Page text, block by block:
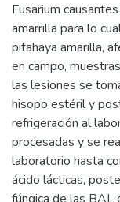
Fusarium
amarrilla para lo
pitahaya amarilla,
en campo,
las lesiones se
hisopo estéril y
refrigeración al
procesadas y se
laboratorio hasta
ácido lácticas,